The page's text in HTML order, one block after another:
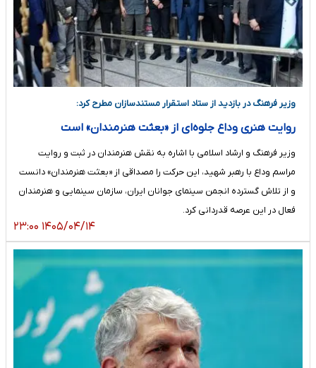
وزیر فرهنگ در بازدید از ستاد استقرار مستندسازان مطرح کرد:
روایت هنری وداع جلوه‌ای از «بعثت هنرمندان» است
وزیر فرهنگ و ارشاد اسلامی با اشاره به نقش هنرمندان در ثبت و روایت
مراسم وداع با رهبر شهید، این حرکت را مصداقی از «بعثت هنرمندان» دانست
و از تلاش گسترده انجمن سینمای جوانان ایران، سازمان سینمایی و هنرمندان
فعال در این عرصه قدردانی کرد.
۱۴۰۵/۰۴/۱۴ ۲۳:۰۰